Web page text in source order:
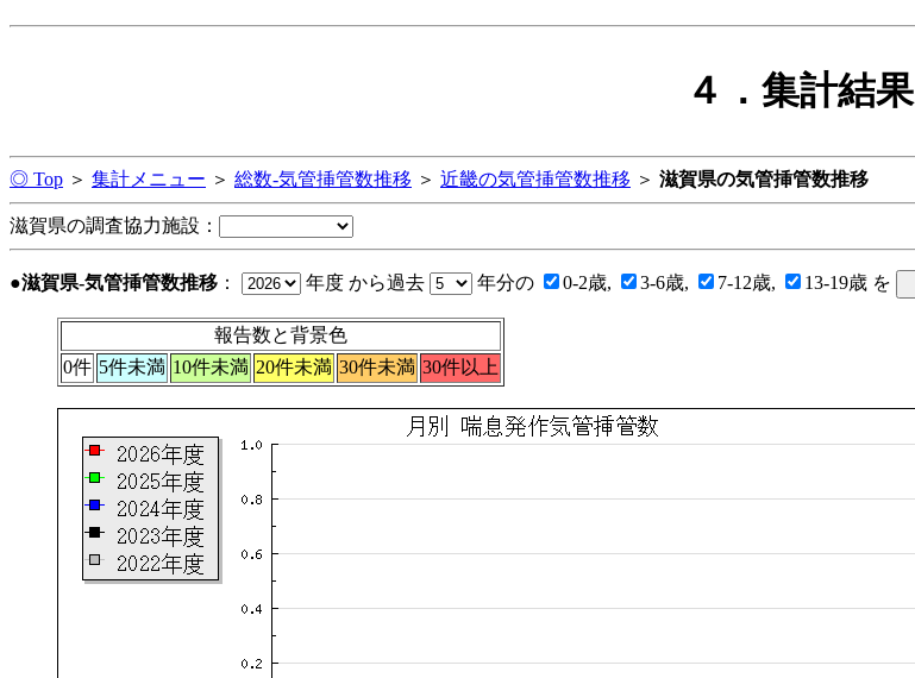
４．集計結果
◎ Top ＞ 集計メニュー ＞ 総数-気管挿管数推移 ＞ 近畿の気管挿管数推移 ＞ 滋賀県の気管挿管数推移
滋賀県の調査協力施設：
●滋賀県-気管挿管数推移 ： 年度 から過去 年分の 0-2歳, 3-6歳, 7-12歳, 13-19歳 を
報告数と背景色
0件 5件未満 10件未満 20件未満 30件未満 30件以上